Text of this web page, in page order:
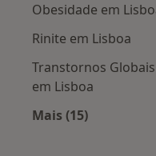
Obesidade em
Rinite em Lisboa
Transtornos
em Lisboa
Mais (15)